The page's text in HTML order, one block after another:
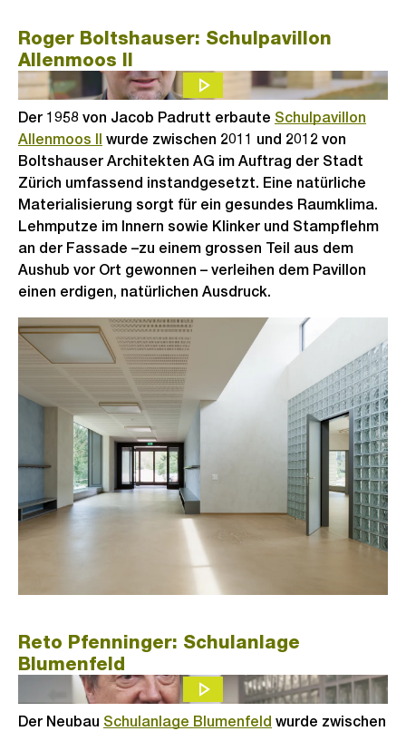
Roger Boltshauser: Schulpavillon
Allenmoos II
Der 1958 von Jacob Padrutt erbaute Schulpavillon
Allenmoos II wurde zwischen 2011 und 2012 von
Boltshauser Architekten AG im Auftrag der Stadt
Zürich umfassend instandgesetzt. Eine natürliche
Materialisierung sorgt für ein gesundes Raumklima.
Lehmputze im Innern sowie Klinker und Stampflehm
an der Fassade –zu einem grossen Teil aus dem
Aushub vor Ort gewonnen – verleihen dem Pavillon
einen erdigen, natürlichen Ausdruck.
Reto Pfenninger: Schulanlage
Blumenfeld
Der Neubau Schulanlage Blumenfeld wurde zwischen